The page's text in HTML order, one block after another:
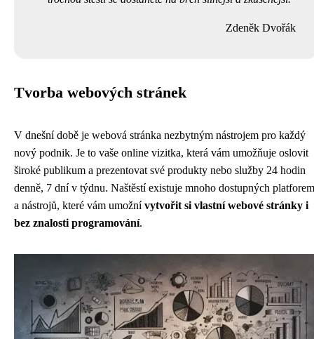
Zdeněk Dvořák
Tvorba webových stránek
V dnešní době je webová stránka nezbytným nástrojem pro každý
nový podnik. Je to vaše online vizitka, která vám umožňuje oslovit
široké publikum a prezentovat své produkty nebo služby 24 hodin
denně, 7 dní v týdnu. Naštěstí existuje mnoho dostupných platforem
a nástrojů, které vám umožnívytvořit si vlastní webové stránky i
bez znalosti programování.